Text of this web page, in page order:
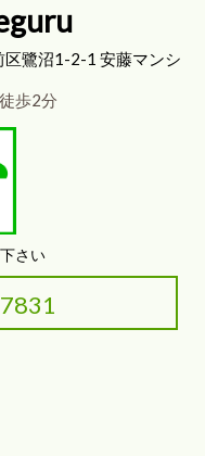
区鷺沼1-2-1 安藤マンシ
歩2分
さい